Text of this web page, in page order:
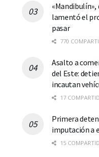
lamentó el
pasar
770
Asalto a
del Este:
incautan
17
Primera
imputación a
15